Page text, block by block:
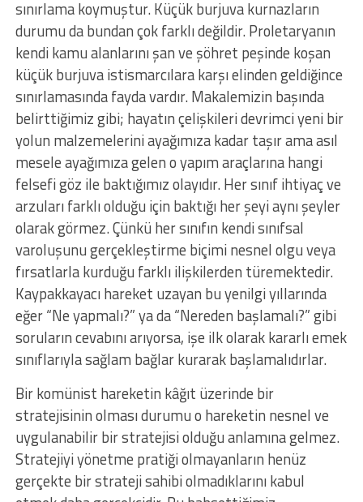
sınırlama koymuştur. Küçük burjuva kurnazların
durumu da bundan çok farklı değildir. Proletaryanın
kendi kamu alanlarını şan ve şöhret peşinde koşan
küçük burjuva istismarcılara karşı elinden geldiğince
sınırlamasında fayda vardır. Makalemizin başında
belirttiğimiz gibi; hayatın çelişkileri devrimci yeni bir
yolun malzemelerini ayağımıza kadar taşır ama asıl
mesele ayağımıza gelen o yapım araçlarına hangi
felsefi göz ile baktığımız olayıdır. Her sınıf ihtiyaç ve
arzuları farklı olduğu için baktığı her şeyi aynı şeyler
olarak görmez. Çünkü her sınıfın kendi sınıfsal
varoluşunu gerçekleştirme biçimi nesnel olgu veya
fırsatlarla kurduğu farklı ilişkilerden türemektedir.
Kaypakkayacı hareket uzayan bu yenilgi yıllarında
eğer “Ne yapmalı?” ya da “Nereden başlamalı?” gibi
soruların cevabını arıyorsa, işe ilk olarak kararlı emek
sınıflarıyla sağlam bağlar kurarak başlamalıdırlar.
Bir komünist hareketin kâğıt üzerinde bir
stratejisinin olması durumu o hareketin nesnel ve
uygulanabilir bir stratejisi olduğu anlamına gelmez.
Stratejiyi yönetme pratiği olmayanların henüz
gerçekte bir strateji sahibi olmadıklarını kabul